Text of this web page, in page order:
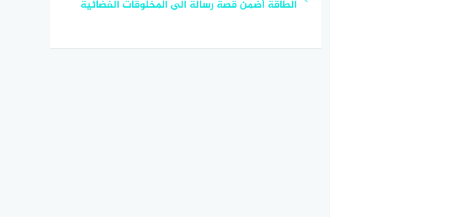
الطاقة أضمن قصة رسالة الى المخلوقات الفضائية